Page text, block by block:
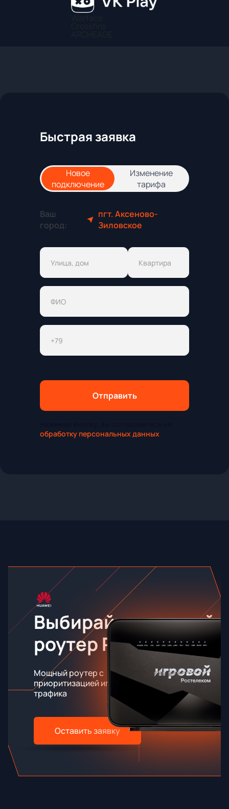
Быстрая заявка
Новое
подключение
Изменение
тарифа
Ваш
город:
пгт. Аксеново-
Зиловское
Отправить
обработку персональных данных
Выбирайте игровой
роутер RT-X
Мощный роутер с
приоритизацией игрового
трафика
Оставить заявку